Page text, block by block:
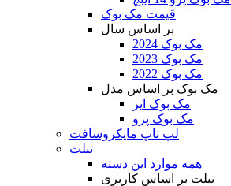
قیمت مک بوک
بر اساس سال
مک بوک 2024
مک بوک 2023
مک بوک 2022
مک بوک بر اساس مدل
مک بوک ایر
مک بوک پرو
لپ تاپ مایکروسافت
تبلت
همه موارد این دسته
تبلت بر اساس کاربری